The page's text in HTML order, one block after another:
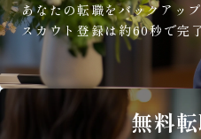
あなたの転職をバックアッ
スカウト登録は約60秒で完
無料